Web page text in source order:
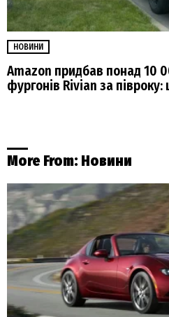
НОВИНИ
Amazon придбав понад 10
фургонів Rivian за півроку:
More From: Новини